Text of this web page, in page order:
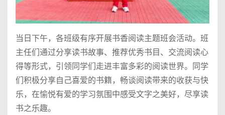
当日下午，各班级有序开展书香阅读主题班会活动。班
主任们通过分享读书故事、推荐优秀书目、交流阅读心
得等形式，引领同学们走进丰富多彩的阅读世界。同学
们积极分享自己喜爱的书籍，畅谈阅读带来的收获与快
乐，在愉悦有爱的学习氛围中感受文字之美好，尽享读
书之乐趣。